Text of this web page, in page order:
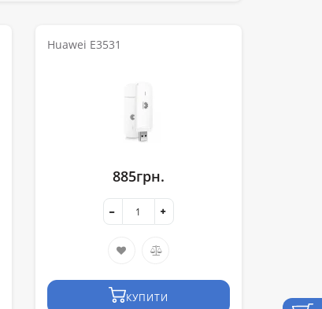
Huawei E3531
885грн.
КУПИТИ